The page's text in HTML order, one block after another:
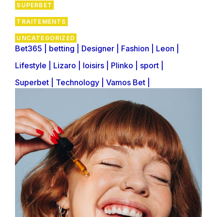
SUPERBET
TRAITEMENTS
UNCATEGORIZED
Bet365 betting Designer Fashion
Leon
Lifestyle
Lizaro loisirs Plinko
sport
Superbet
Technology Vamos Bet